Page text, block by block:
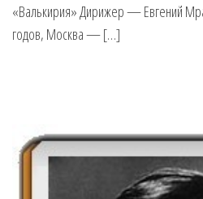
«Валькирия» Дирижер — Евгений
годов, Москва — […]